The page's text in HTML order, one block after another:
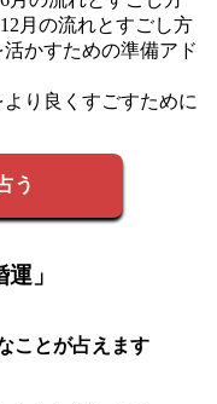
月の流れとすごし方
活かすための準備アド
より良くすごすために
う
」
ことが占えます